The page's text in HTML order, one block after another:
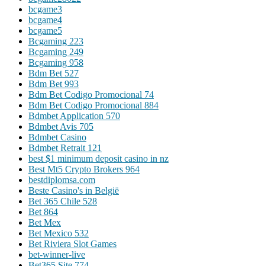
bcgame3
bcgame4
bcgame5
Bcgaming 223
Bcgaming 249
Bcgaming 958
Bdm Bet 527
Bdm Bet 993
Bdm Bet Codigo Promocional 74
Bdm Bet Codigo Promocional 884
Bdmbet Application 570
Bdmbet Avis 705
Bdmbet Casino
Bdmbet Retrait 121
best $1 minimum deposit casino in nz
Best Mt5 Crypto Brokers 964
bestdiplomsa.com
Beste Casino's in België
Bet 365 Chile 528
Bet 864
Bet Mex
Bet Mexico 532
Bet Riviera Slot Games
bet-winner-live